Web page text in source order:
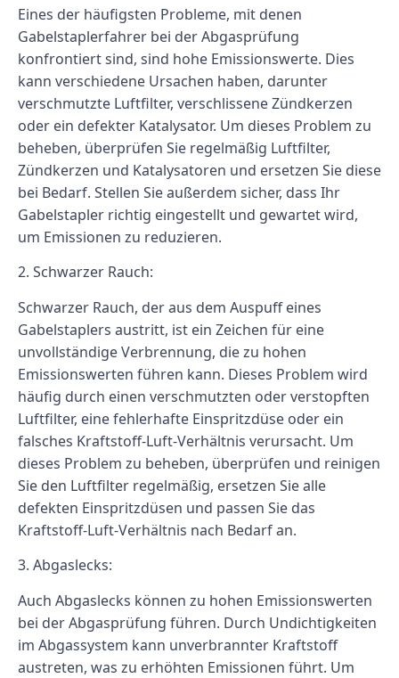
Eines der häufigsten Probleme, mit denen
Gabelstaplerfahrer bei der Abgasprüfung
konfrontiert sind, sind hohe Emissionswerte. Dies
kann verschiedene Ursachen haben, darunter
verschmutzte Luftfilter, verschlissene Zündkerzen
oder ein defekter Katalysator. Um dieses Problem zu
beheben, überprüfen Sie regelmäßig Luftfilter,
Zündkerzen und Katalysatoren und ersetzen Sie diese
bei Bedarf. Stellen Sie außerdem sicher, dass Ihr
Gabelstapler richtig eingestellt und gewartet wird,
um Emissionen zu reduzieren.
2. Schwarzer Rauch:
Schwarzer Rauch, der aus dem Auspuff eines
Gabelstaplers austritt, ist ein Zeichen für eine
unvollständige Verbrennung, die zu hohen
Emissionswerten führen kann. Dieses Problem wird
häufig durch einen verschmutzten oder verstopften
Luftfilter, eine fehlerhafte Einspritzdüse oder ein
falsches Kraftstoff-Luft-Verhältnis verursacht. Um
dieses Problem zu beheben, überprüfen und reinigen
Sie den Luftfilter regelmäßig, ersetzen Sie alle
defekten Einspritzdüsen und passen Sie das
Kraftstoff-Luft-Verhältnis nach Bedarf an.
3. Abgaslecks:
Auch Abgaslecks können zu hohen Emissionswerten
bei der Abgasprüfung führen. Durch Undichtigkeiten
im Abgassystem kann unverbrannter Kraftstoff
austreten, was zu erhöhten Emissionen führt. Um